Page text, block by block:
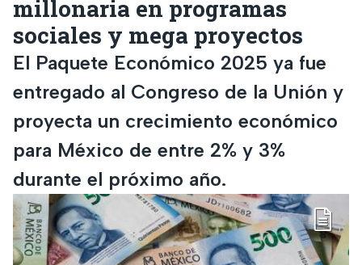
millonaria en programas
sociales y mega proyectos
El Paquete Económico 2025 ya fue
entregado al Congreso de la Unión y
proyecta un crecimiento económico
para México de entre 2% y 3%
durante el próximo año.